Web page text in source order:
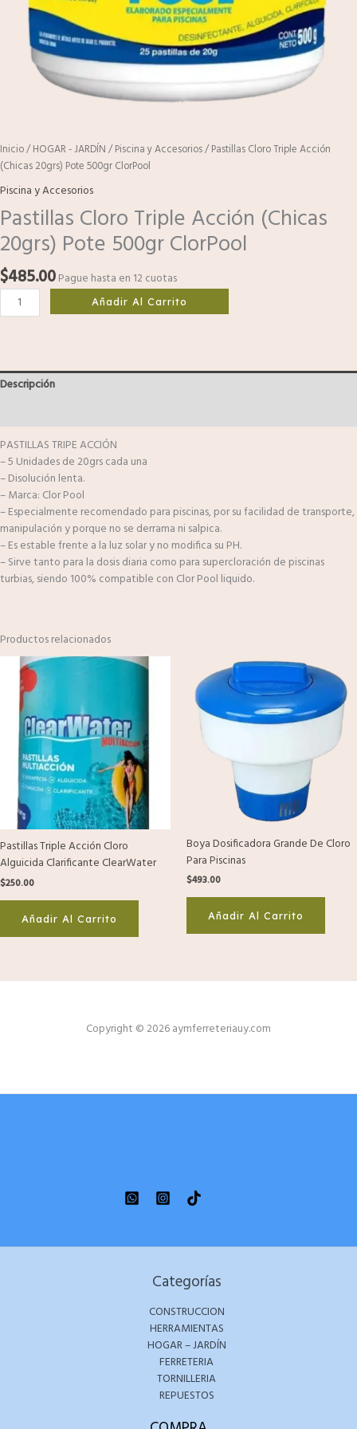
Inicio/HOGAR - JARDÍN /Piscina y Accesorios/ Pastillas Cloro Triple Acción
(Chicas 20grs) Pote 500gr ClorPool
Piscina y Accesorios
Pastillas Cloro Triple Acción (Chicas
20grs) Pote 500gr ClorPool
$485.00Pague hasta en 12 cuotas
Añadir Al Carrito
Descripción
PASTILLAS TRIPE ACCIÓN
– 5 Unidades de 20grs cada una
– Disolución lenta.
– Marca: Clor Pool
– Especialmente recomendado para piscinas, por su facilidad de transporte,
manipulación y porque no se derrama ni salpica.
– Es estable frente a la luz solar y no modifica su PH.
– Sirve tanto para la dosis diaria como para supercloración de piscinas
turbias, siendo 100% compatible con Clor Pool liquido.
Productos relacionados
Pastillas Triple Acción Cloro
Alguicida Clarificante ClearWater
$250.00
Añadir Al Carrito
Boya Dosificadora Grande De Cloro
Para Piscinas
$493.00
Añadir Al Carrito
Copyright © 2026 aymferreteriauy.com
Categorías
CONSTRUCCION
HERRAMIENTAS
HOGAR – JARDÍN
FERRETERIA
TORNILLERIA
REPUESTOS